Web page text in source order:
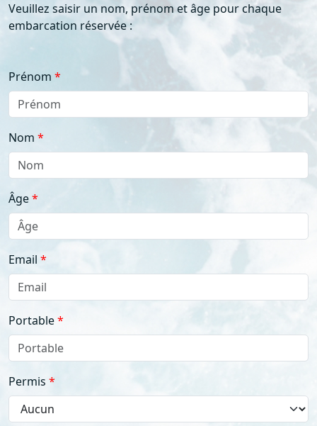
Veuillez saisir un nom, prénom et âge pour chaque
embarcation réservée :
Prénom
Nom
Âge
Email
Portable
Permis